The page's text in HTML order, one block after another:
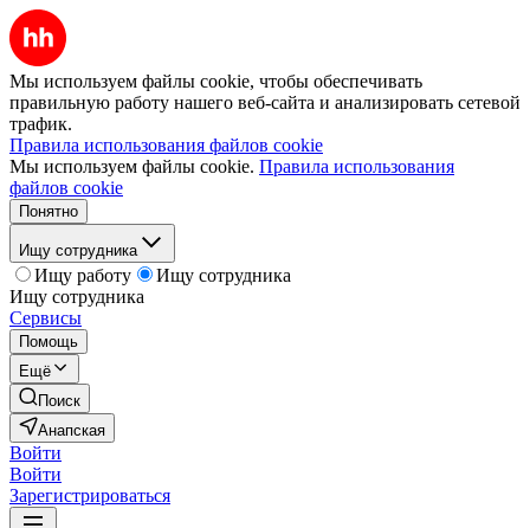
Мы используем файлы cookie, чтобы обеспечивать
правильную работу нашего веб-сайта и анализировать сетевой
трафик.
Правила использования файлов cookie
Мы используем файлы cookie. Правила использования
файлов cookie
Понятно
Ищу сотрудника
Ищу работу
Ищу сотрудника
Ищу сотрудника
Сервисы
Помощь
Ещё
Поиск
Анапская
Войти
Войти
Зарегистрироваться